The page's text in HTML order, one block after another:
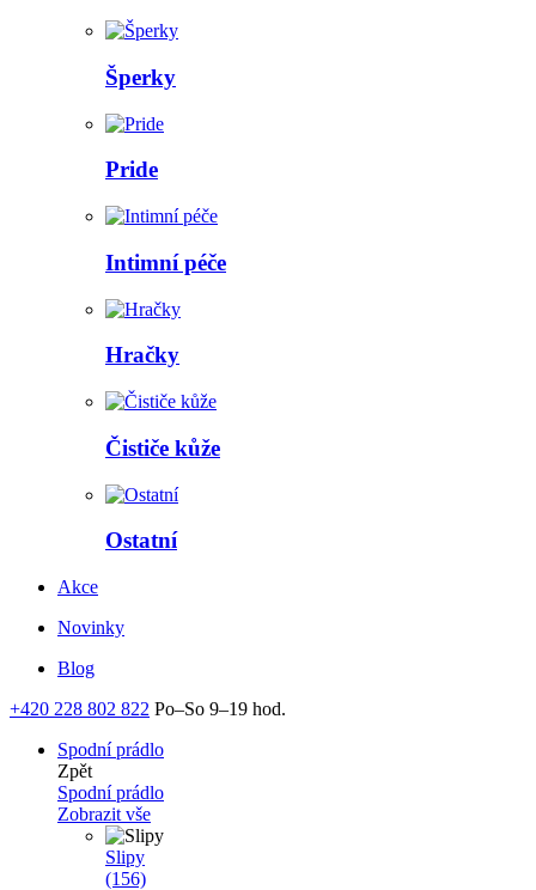
Šperky
Pride
Intimní péče
Hračky
Čističe kůže
Ostatní
Akce
Novinky
Blog
+420 228 802 822 Po–So 9–19 hod.
Spodní prádlo
Zpět
Spodní prádlo
Zobrazit vše
Slipy
(156)